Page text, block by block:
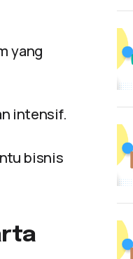
yang
intensif.
bisnis